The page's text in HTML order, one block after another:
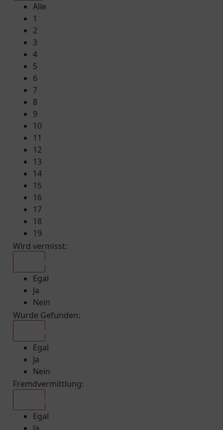
Alle
1
2
3
4
5
6
7
8
9
10
11
12
13
14
15
16
17
18
19
Wird vermisst:
Egal
Ja
Nein
Wurde Gefunden:
Egal
Ja
Nein
Fremdvermittlung:
Egal